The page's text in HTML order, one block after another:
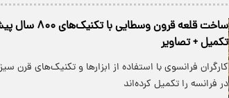
ساخت قلعه قرون
تکمیل + تصاویر
کارگران فرانسوی با استفاده از ابزارها و تکنیک‌های قرن
در فرانسه را تکمیل کرده‌اند